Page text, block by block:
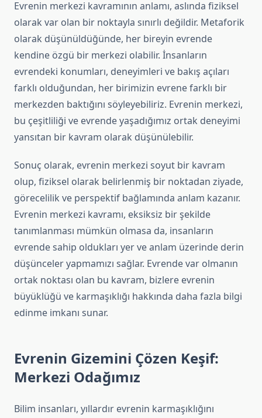
Evrenin merkezi kavramının anlamı, aslında fiziksel
olarak var olan bir noktayla sınırlı değildir. Metaforik
olarak düşünüldüğünde, her bireyin evrende
kendine özgü bir merkezi olabilir. İnsanların
evrendeki konumları, deneyimleri ve bakış açıları
farklı olduğundan, her birimizin evrene farklı bir
merkezden baktığını söyleyebiliriz. Evrenin merkezi,
bu çeşitliliği ve evrende yaşadığımız ortak deneyimi
yansıtan bir kavram olarak düşünülebilir.
Sonuç olarak, evrenin merkezi soyut bir kavram
olup, fiziksel olarak belirlenmiş bir noktadan ziyade,
görecelilik ve perspektif bağlamında anlam kazanır.
Evrenin merkezi kavramı, eksiksiz bir şekilde
tanımlanması mümkün olmasa da, insanların
evrende sahip oldukları yer ve anlam üzerinde derin
düşünceler yapmamızı sağlar. Evrende var olmanın
ortak noktası olan bu kavram, bizlere evrenin
büyüklüğü ve karmaşıklığı hakkında daha fazla bilgi
edinme imkanı sunar.
Evrenin Gizemini Çözen Keşif:
Merkezi Odağımız
Bilim insanları, yıllardır evrenin karmaşıklığını